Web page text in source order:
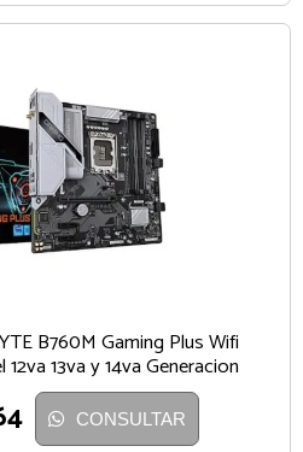
B760M Gaming Plus Wifi
13va y 14va Generacion
CONSULTAR